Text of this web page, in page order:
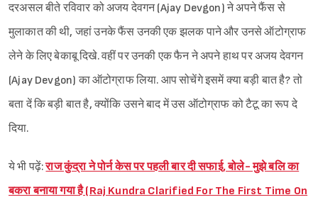
दरअसल बीते रविवार को अजय देवगन (Ajay Devgon) ने अपने फैंस से
मुलाकात की थी, जहां उनके फैंस उनकी एक झलक पाने और उनसे ऑटोग्राफ
लेने के लिए बेकाबू दिखे. वहीं पर उनकी एक फैन ने अपने हाथ पर अजय देवगन
(Ajay Devgon) का ऑटोग्राफ लिया. आप सोचेंगे इसमें क्या बड़ी बात है? तो
बता दें कि बड़ी बात है, क्योंकि उसने बाद में उस ऑटोग्राफ को टैटू का रूप दे
दिया.
ये भी पढ़ें:राज कुंद्रा ने पोर्न केस पर पहली बार दी सफाई, बोले- मुझे बलि का
बकरा बनाया गया है (Raj Kundra Clarified For The First Time On